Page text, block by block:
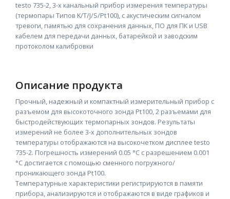
testo 735-2, 3-х канальный прибор измерения температуры
(термопары Типов K/T/J/S/Pt100), с акустическим сигналом
тревоги, памятью для сохранения данных, ПО для ПК и USB
кабелем для передачи данных, батарейкой и заводским
протоколом калибровки
Описание продукта
Прочный, надежный и компактный измерительный прибор с
разъемом для высокоточного зонда Pt100, 2 разъемами для
быстродействующих термопарных зондов. Результаты
измерений не более 3-х дополнительных зондов
температуры отображаются на высокочетком дисплее testo
735-2. Погрешность измерений 0.05 °C с разрешением 0.001
°C достигается с помощью сменного погружного/
проникающего зонда Pt100.
Температурные характеристики регистрируются в памяти
прибора, анализируются и отображаются в виде графиков и